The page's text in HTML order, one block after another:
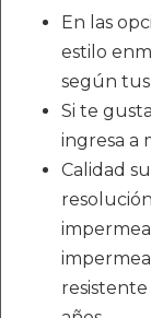
En las
estilo
según tus
Si te
ingresa a
Calidad